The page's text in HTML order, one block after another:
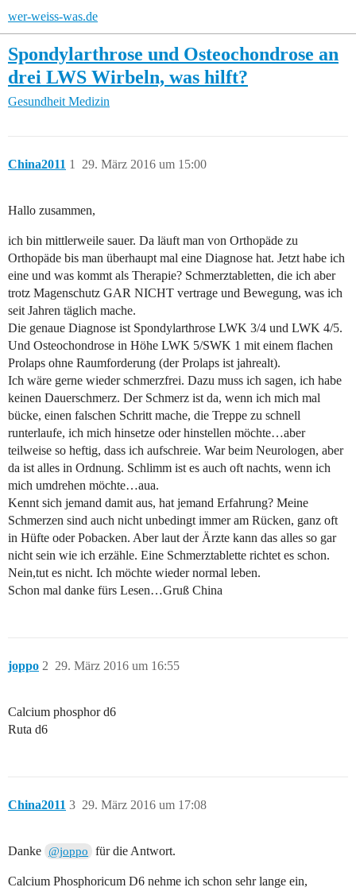
wer-weiss-was.de
Spondylarthrose und Osteochondrose an
drei LWS Wirbeln, was hilft?
Gesundheit Medizin
China2011 29. März 2016 um 15:00
1
Hallo zusammen,
ich bin mittlerweile sauer. Da läuft man von Orthopäde zu
Orthopäde bis man überhaupt mal eine Diagnose hat. Jetzt habe ich
eine und was kommt als Therapie? Schmerztabletten, die ich aber
trotz Magenschutz GAR NICHT vertrage und Bewegung, was ich
seit Jahren täglich mache.
Die genaue Diagnose ist Spondylarthrose LWK 3/4 und LWK 4/5.
Und Osteochondrose in Höhe LWK 5/SWK 1 mit einem flachen
Prolaps ohne Raumforderung (der Prolaps ist jahrealt).
Ich wäre gerne wieder schmerzfrei. Dazu muss ich sagen, ich habe
keinen Dauerschmerz. Der Schmerz ist da, wenn ich mich mal
bücke, einen falschen Schritt mache, die Treppe zu schnell
runterlaufe, ich mich hinsetze oder hinstellen möchte…aber
teilweise so heftig, dass ich aufschreie. War beim Neurologen, aber
da ist alles in Ordnung. Schlimm ist es auch oft nachts, wenn ich
mich umdrehen möchte…aua.
Kennt sich jemand damit aus, hat jemand Erfahrung? Meine
Schmerzen sind auch nicht unbedingt immer am Rücken, ganz oft
in Hüfte oder Pobacken. Aber laut der Ärzte kann das alles so gar
nicht sein wie ich erzähle. Eine Schmerztablette richtet es schon.
Nein,tut es nicht. Ich möchte wieder normal leben.
Schon mal danke fürs Lesen…Gruß China
joppo 29. März 2016 um 16:55
2
Calcium phosphor d6
Ruta d6
China2011 29. März 2016 um 17:08
3
Danke @joppo für die Antwort.
Calcium Phosphoricum D6 nehme ich schon sehr lange ein,